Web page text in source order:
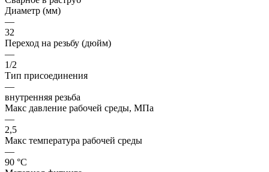
Диаметр (мм)
—
32
Переход на резьбу (дюйм)
—
1/2
Тип присоединения
—
внутренняя резьба
Макс давление рабочей среды, МПа
—
2,5
Макс температура рабочей среды
—
90 °С